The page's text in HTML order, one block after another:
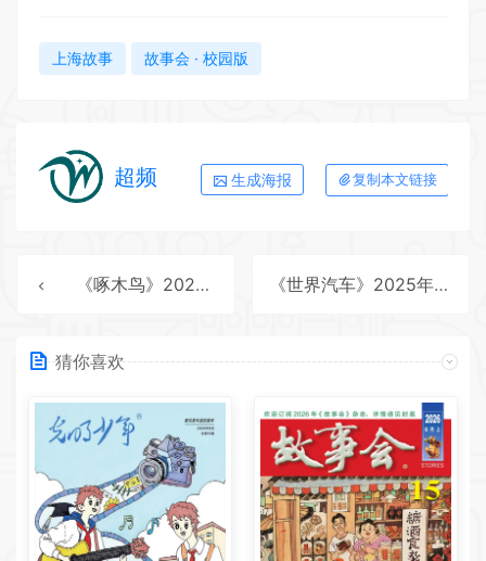
上海故事 故事会 · 校园版
超频 生成海报 复制本文链接
《啄木鸟》2025年第12期全彩精校PDF杂志下载 《世界汽车》2025年第10期全彩精校PDF杂志下载
猜你喜欢